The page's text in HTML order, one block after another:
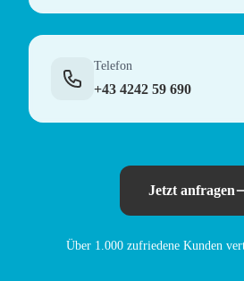
Telefon
+43 4242 59 690
Jetzt anfragen
Über 1.000 zufriedene Kunden